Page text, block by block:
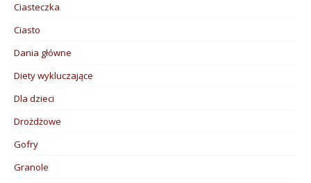
Ciasteczka
Ciasto
Dania główne
Diety wykluczające
Dla dzieci
Drożdżowe
Gofry
Granole